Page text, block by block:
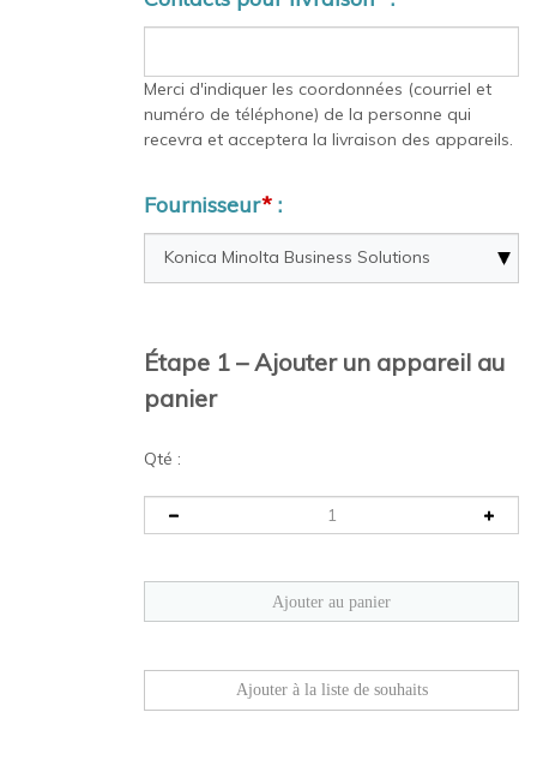
Merci d'indiquer les coordonnées (courriel et
numéro de téléphone) de la personne qui
recevra et acceptera la livraison des appareils.
Fournisseur* :
Étape 1 – Ajouter un appareil au
panier
Qté :